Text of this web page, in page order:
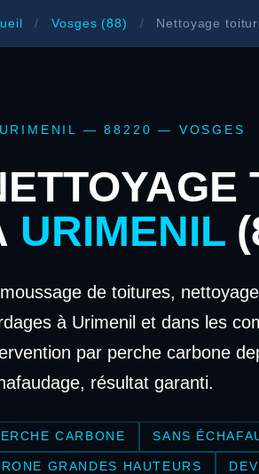
/ Vosges (88) / Nettoyage
— 88220 — VOSGES
URIMENIL
de toitures,
à Urimenil et dans les
par perche carbone
résultat garanti.
CARBONE SANS
GRANDES HAUTEURS